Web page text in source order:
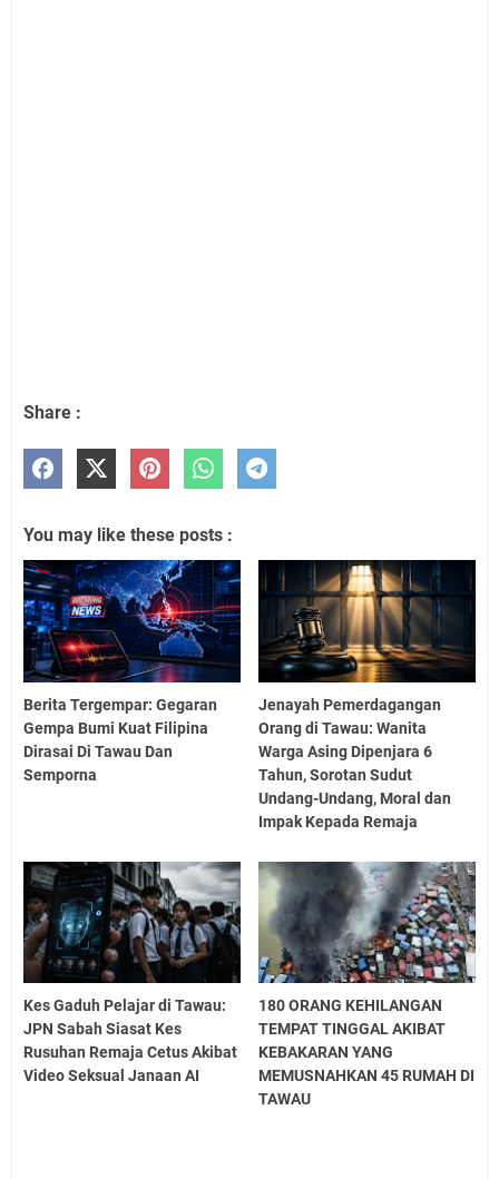
Share :
You may like these posts :
Berita Tergempar: Gegaran
Gempa Bumi Kuat Filipina
Dirasai Di Tawau Dan
Semporna
Jenayah Pemerdagangan
Orang di Tawau: Wanita
Warga Asing Dipenjara 6
Tahun, Sorotan Sudut
Undang-Undang, Moral dan
Impak Kepada Remaja
Kes Gaduh Pelajar di Tawau:
JPN Sabah Siasat Kes
Rusuhan Remaja Cetus Akibat
Video Seksual Janaan AI
180 ORANG KEHILANGAN
TEMPAT TINGGAL AKIBAT
KEBAKARAN YANG
MEMUSNAHKAN 45 RUMAH DI
TAWAU